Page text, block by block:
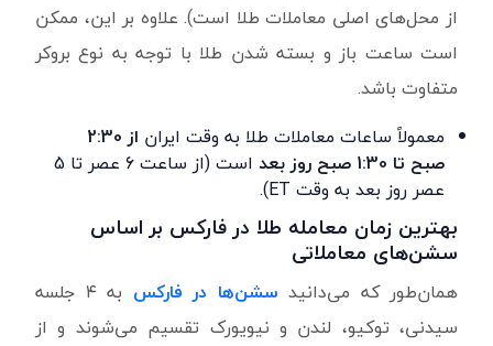
از محل‌های اصلی معاملات طلا است). علاوه بر این، ممکن
است ساعت باز و بسته شدن طلا با توجه به نوع بروکر
متفاوت باشد.
معمولاً ساعات معاملات طلا به ‌وقت ‌ایران
از 2:30
صبح تا 1:30 صبح روز بعد
است (از ساعت 6 عصر تا 5
عصر روز بعد به ‌وقت ET
).
بهترین زمان معامله طلا در فارکس بر اساس
سشن‌های معاملاتی
همان‌طور که می‌دانید سشن‌ها در فارکس
به ۴ جلسه
سیدنی، توکیو، لندن و نیویورک تقسیم می‌شوند و از